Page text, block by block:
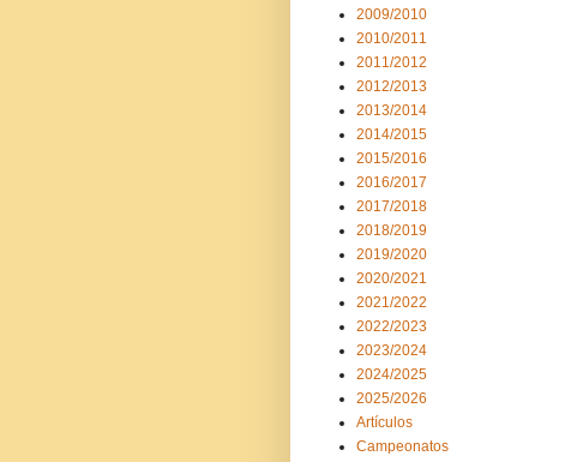
2009/2010
2010/2011
2011/2012
2012/2013
2013/2014
2014/2015
2015/2016
2016/2017
2017/2018
2018/2019
2019/2020
2020/2021
2021/2022
2022/2023
2023/2024
2024/2025
2025/2026
Artículos
Campeonatos